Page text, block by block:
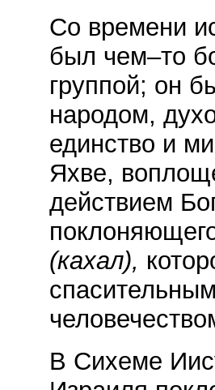
Со времени
был чем–то
группой; он
народом,
единство и
Яхве,
действием
(кахал),
В Сихеме